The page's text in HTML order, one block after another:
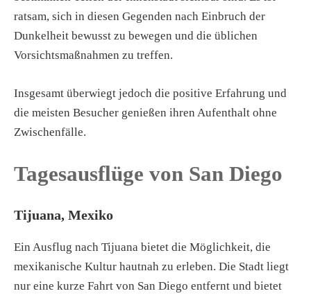
ratsam, sich in diesen Gegenden nach Einbruch der
Dunkelheit bewusst zu bewegen und die üblichen
Vorsichtsmaßnahmen zu treffen.
Insgesamt überwiegt jedoch die positive Erfahrung und
die meisten Besucher genießen ihren Aufenthalt ohne
Zwischenfälle.
Tagesausflüge von San Diego
Tijuana, Mexiko
Ein Ausflug nach Tijuana bietet die Möglichkeit, die
mexikanische Kultur hautnah zu erleben. Die Stadt liegt
nur eine kurze Fahrt von San Diego entfernt und bietet